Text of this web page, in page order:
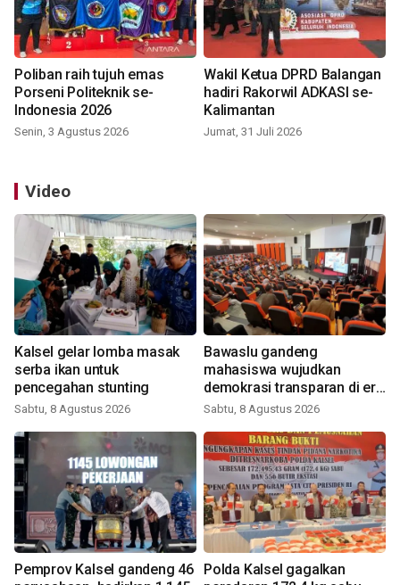
Poliban raih tujuh emas
Porseni Politeknik se-
Indonesia 2026
Senin, 3 Agustus 2026
Wakil Ketua DPRD Balangan
hadiri Rakorwil ADKASI se-
Kalimantan
Jumat, 31 Juli 2026
Video
Kalsel gelar lomba masak
serba ikan untuk
pencegahan stunting
Sabtu, 8 Agustus 2026
Bawaslu gandeng
mahasiswa wujudkan
demokrasi transparan di era
digital
Sabtu, 8 Agustus 2026
Pemprov Kalsel gandeng 46
Polda Kalsel gagalkan